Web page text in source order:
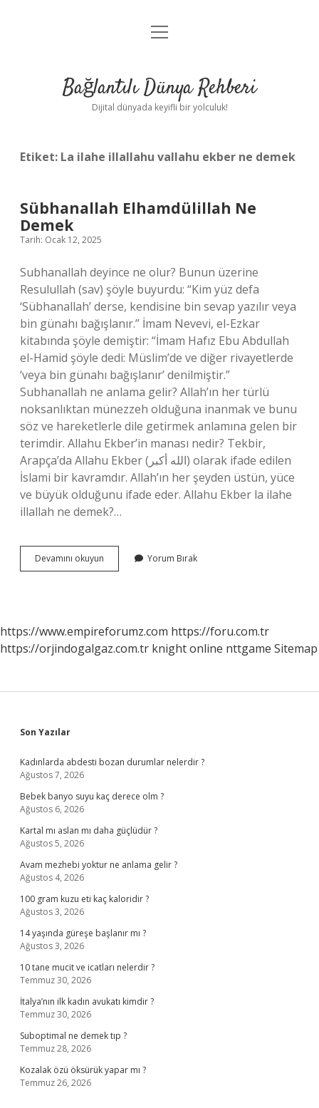
Anasayfa
Yasal Uyarı
menüyü
Bağlantılı Dünya Rehberi
Dijital dünyada keyifli bir yolculuk!
Etiket: La ilahe illallahu vallahu ekber ne demek
Sübhanallah Elhamdülillah Ne
Demek
Tarih: Ocak 12, 2025
Subhanallah deyince ne olur? Bunun üzerine
Resulullah (sav) şöyle buyurdu: “Kim yüz defa
‘Sübhanallah’ derse, kendisine bin sevap yazılır veya
bin günahı bağışlanır.” İmam Nevevi, el-Ezkar
kitabında şöyle demiştir: “İmam Hafız Ebu Abdullah
el-Hamid şöyle dedi: Müslim’de ve diğer rivayetlerde
‘veya bin günahı bağışlanır’ denilmiştir.”
Subhanallah ne anlama gelir? Allah’ın her türlü
noksanlıktan münezzeh olduğuna inanmak ve bunu
söz ve hareketlerle dile getirmek anlamına gelen bir
terimdir. Allahu Ekber’in manası nedir? Tekbir,
Arapça’da Allahu Ekber (الله أكبر) olarak ifade edilen
İslami bir kavramdır. Allah’ın her şeyden üstün, yüce
ve büyük olduğunu ifade eder. Allahu Ekber la ilahe
illallah ne demek?…
Devamını okuyun Sübhanallah
Elhamdülillah
Yorum Bırak
https://www.empireforumz.com https://foru.com.tr
https://orjindogalgaz.com.tr knight online nttgame Sitemap
Sidebar
Son Yazılar
Kadınlarda abdesti bozan durumlar nelerdir ?
Ağustos 7, 2026
Bebek banyo suyu kaç derece olm ?
Ağustos 6, 2026
Kartal mı aslan mı daha güçlüdür ?
Ağustos 5, 2026
Avam mezhebi yoktur ne anlama gelir ?
Ağustos 4, 2026
100 gram kuzu eti kaç kaloridir ?
Ağustos 3, 2026
14 yaşında güreşe başlanır mı ?
Ağustos 3, 2026
10 tane mucit ve icatları nelerdir ?
Temmuz 30, 2026
İtalya’nın ilk kadın avukatı kimdir ?
Temmuz 30, 2026
Suboptimal ne demek tıp ?
Temmuz 28, 2026
Kozalak özü öksürük yapar mı ?
Temmuz 26, 2026